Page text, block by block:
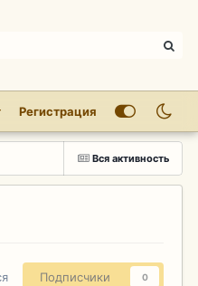
Регистрация
Вся активность
Подписчики 0